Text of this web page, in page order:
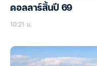
ดอลลาร์สิ้นปี 69
10:21 น.